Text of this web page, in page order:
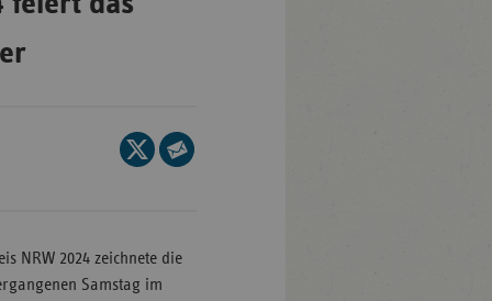
Seite
auf
Mail
NRW 2024 zeichnete die
Samstag im